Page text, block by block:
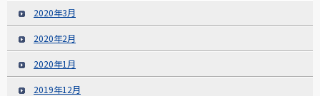
2020年3月
2020年2月
2020年1月
2019年12月